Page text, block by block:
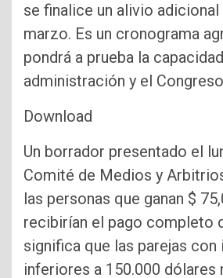
se finalice un alivio
marzo. Es un cronograma
pondrá a prueba la
administración y el
Download
Un borrador presentado el
Comité de Medios y
las personas que ganan $
recibirían el pago completo
significa que las parejas con
inferiores a 150.000 dólares